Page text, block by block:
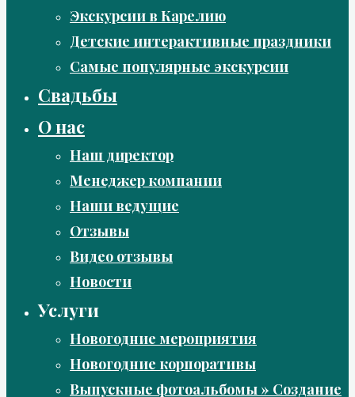
Экскурсии в Карелию
Детские интерактивные праздники
Самые популярные экскурсии
Свадьбы
О нас
Наш директор
Менеджер компании
Наши ведущие
Отзывы
Видео отзывы
Новости
Услуги
Новогодние мероприятия
Новогодние корпоративы
Выпускные фотоальбомы » Создание